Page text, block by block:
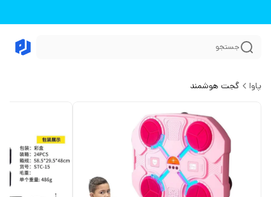
جستجو
پاوا گجت هوشمند